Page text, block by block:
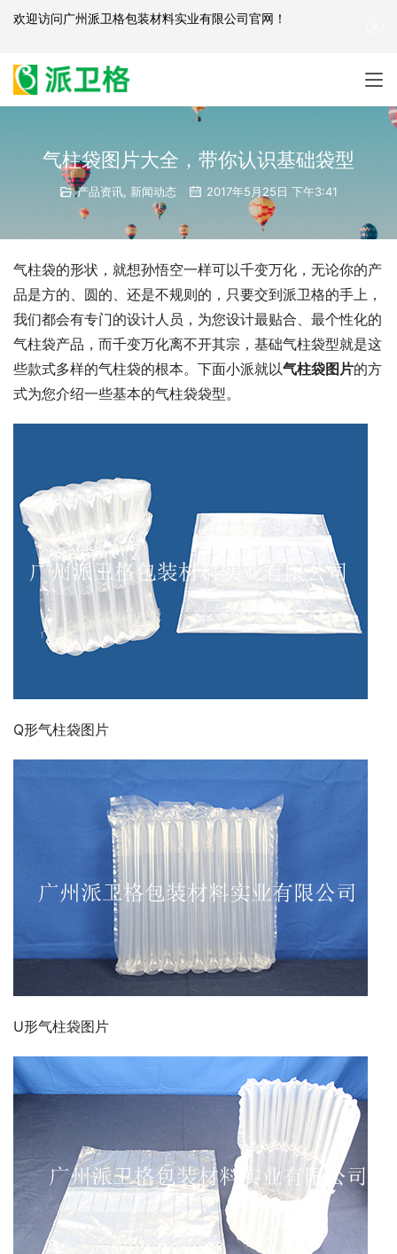
气柱袋图片大全，带你认识基础袋型
产品资讯, 新闻动态 2017年5月25日 下午3:41
气柱袋的形状，就想孙悟空一样可以千变万化，无论你的产
品是方的、圆的、还是不规则的，只要交到派卫格的手上，
我们都会有专门的设计人员，为您设计最贴合、最个性化的
气柱袋产品，而千变万化离不开其宗，基础气柱袋型就是这
些款式多样的气柱袋的根本。下面小派就以气柱袋图片的方
式为您介绍一些基本的气柱袋袋型。
Q形气柱袋图片
U形气柱袋图片
欢迎访问广州派卫格包装材料实业有限公司官网 ！